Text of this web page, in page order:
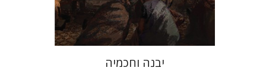
$46
$41
יבנה וחכמיה